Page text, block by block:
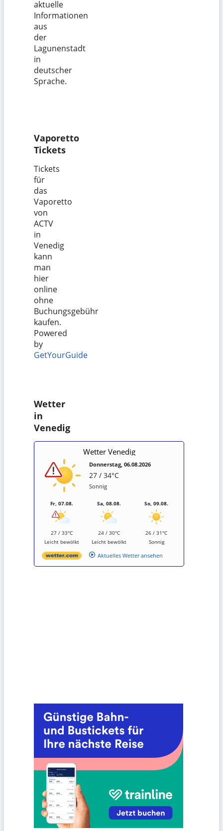
aktuelle
Informationen
aus
der
Lagunenstadt
in
deutscher
Sprache.
Vaporetto
Tickets
Tickets
für
das
Vaporetto
von
ACTV
in
Venedig
kann
man
hier
online
ohne
Buchungsgebühr
kaufen.
Powered
by
GetYourGuide
Wetter
in
Venedig
Wetter Venedig
Donnerstag, 06.08.2026
27 / 34°C
Sonnig
Fr, 07.08.
27 / 33°C
Leicht bewölkt
Sa, 08.08.
24 / 30°C
Leicht bewölkt
So, 09.08.
26 / 31°C
Sonnig
Aktuelles Wetter ansehen